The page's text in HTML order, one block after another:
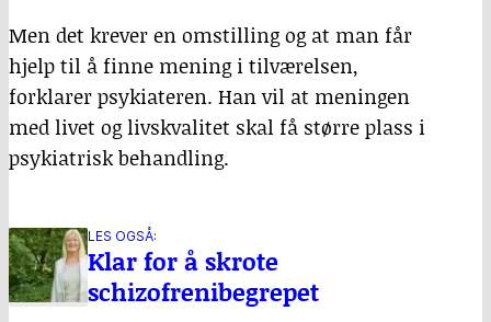
Men det krever en omstilling og at man får
hjelp til å finne mening i tilværelsen,
forklarer psykiateren. Han vil at meningen
med livet og livskvalitet skal få større plass i
psykiatrisk behandling.
LES OGSÅ:
Klar for å skrote
schizofrenibegrepet